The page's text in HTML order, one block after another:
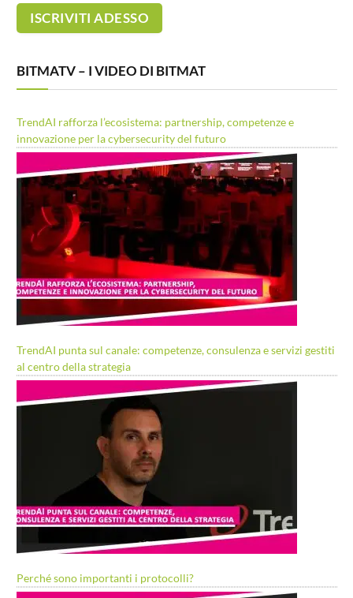
BITMATV – I VIDEO DI BITMAT
TrendAI rafforza l’ecosistema: partnership, competenze e
innovazione per la cybersecurity del futuro
TrendAI punta sul canale: competenze, consulenza e servizi gestiti
al centro della strategia
Perché sono importanti i protocolli?